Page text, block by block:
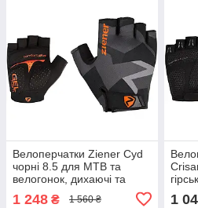
Велоперчатки Ziener Cyd
чорні 8.5 для MTB та
велогонок, дихаючі та
1 248 ₴ 1 560 ₴ 1